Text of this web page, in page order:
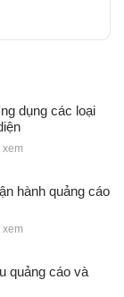
dụng các loại
hành quảng cáo
quảng cáo và